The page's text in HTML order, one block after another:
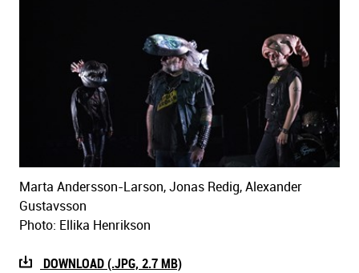
Marta Andersson-Larson, Jonas Redig, Alexander
Gustavsson
Photo: Ellika Henrikson
DOWNLOAD (.JPG, 2.7 MB)